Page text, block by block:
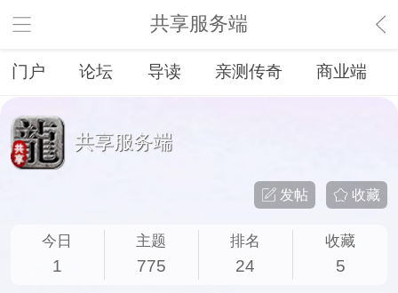
共享服务端
门户 论坛 导读 亲测传奇 商业端
共享服务端
收藏
发帖
今日
1
主题
775
排名
24
收藏
5